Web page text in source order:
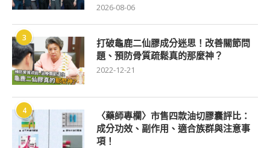
2026-08-06
3
打破龜鹿二仙膠成分迷思！改善關節問
題、預防骨質疏鬆真的那麼神？
2022-12-21
4
〈藥師專欄〉市售四款油切膠囊評比：
成分功效、副作用、適合族群與注意事
項！